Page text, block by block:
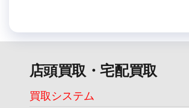
店頭買取・宅配買取
買取システム